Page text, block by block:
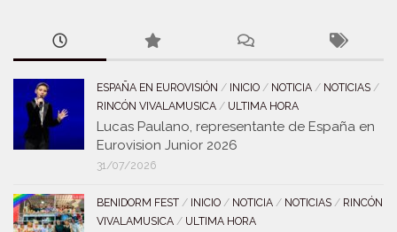
ESPAÑA EN EUROVISIÓN / INICIO / NOTICIA / NOTICIAS /
RINCÓN VIVALAMUSICA / ULTIMA HORA
Lucas Paulano, representante de España en
Eurovision Junior 2026
31/07/2026
BENIDORM FEST / INICIO / NOTICIA / NOTICIAS / RINCÓN
VIVALAMUSICA / ULTIMA HORA